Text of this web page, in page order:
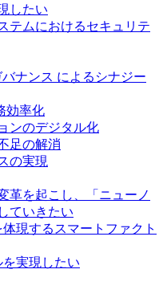
したい
テムにおけるセキュリテ
ナンス によるシナジー
効率化
ンのデジタル化
足の解消
の実現
革を起こし、「ニューノ
ていきたい
現するスマートファクト
実現したい